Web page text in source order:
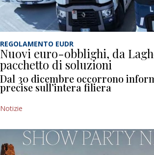
REGOLAMENTO EUDR
Nuovi euro-obblighi, da
pacchetto di soluzioni
Dal 30 dicembre occorrono
precise sull’intera filiera
Notizie